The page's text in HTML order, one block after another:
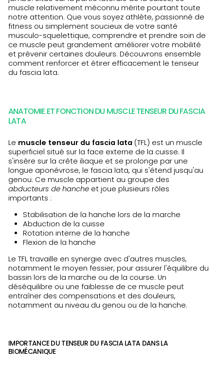
muscle relativement méconnu mérite pourtant toute
notre attention. Que vous soyez athlète, passionné de
fitness ou simplement soucieux de votre santé
musculo-squelettique, comprendre et prendre soin de
ce muscle peut grandement améliorer votre mobilité
et prévenir certaines douleurs. Découvrons ensemble
comment renforcer et étirer efficacement le tenseur
du fascia lata.
ANATOMIE ET FONCTION DU MUSCLE TENSEUR DU FASCIA
LATA
Le muscle tenseur du fascia lata (TFL) est un muscle
superficiel situé sur la face externe de la cuisse. Il
s'insère sur la crête iliaque et se prolonge par une
longue aponévrose, le fascia lata, qui s'étend jusqu'au
genou. Ce muscle appartient au groupe des
abducteurs de hanche et joue plusieurs rôles
importants :
Stabilisation de la hanche lors de la marche
Abduction de la cuisse
Rotation interne de la hanche
Flexion de la hanche
Le TFL travaille en synergie avec d'autres muscles,
notamment le moyen fessier, pour assurer l'équilibre du
bassin lors de la marche ou de la course. Un
déséquilibre ou une faiblesse de ce muscle peut
entraîner des compensations et des douleurs,
notamment au niveau du genou ou de la hanche.
IMPORTANCE DU TENSEUR DU FASCIA LATA DANS LA
BIOMÉCANIQUE